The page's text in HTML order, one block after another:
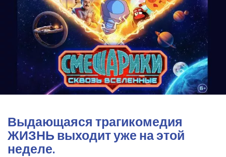
Выдающаяся трагикомедия
ЖИЗНЬ выходит уже на этой
неделе.